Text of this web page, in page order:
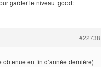
garder le niveau :good:
#22738
en fin d’année dernière)